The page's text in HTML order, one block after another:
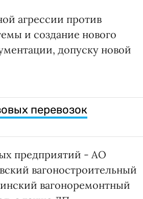
агрессии против
и создание нового
допуску новой
перевозок
предприятий - АО
вагоностроительный
вагоноремонтный